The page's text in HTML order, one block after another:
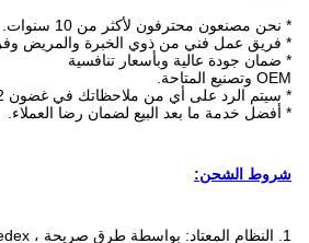
* نحن مصنعون محترفون لأكثر من 10 سنوات.
* فريق عمل فني من ذوي الخبرة والمريض
* ضمان جودة عالية وبأسعار تنافسية
OEM وتصنيع المتاحة.
* سيتم الرد على أي من ملاحظاتك في غضون 12 ساعة
* أفضل خدمة ما بعد البيع لضمان رضا العملاء.
شروط الشحن: